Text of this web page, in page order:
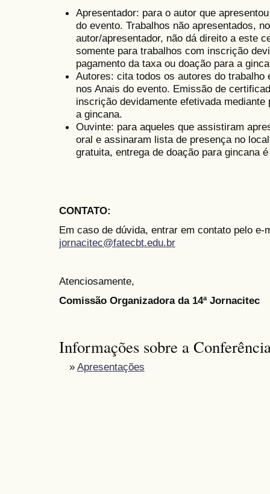
Apresentador: para o autor que
do evento. Trabalhos não apresentados,
autor/apresentador, não dá direito a este
somente para trabalhos com inscrição
pagamento da taxa ou doação para a
Autores: cita todos os autores do
nos Anais do evento. Emissão de
inscrição devidamente efetivada
a gincana.
Ouvinte: para aqueles que assistiram
oral e assinaram lista de presença no
gratuita, entrega de doação para gincana
CONTATO:
Em caso de dúvida, entrar em contato pelo e-
jornacitec@fatecbt.edu.br
Atenciosamente,
Comissão Organizadora da 14ª Jornacitec
Informações sobre a
» Apresentações